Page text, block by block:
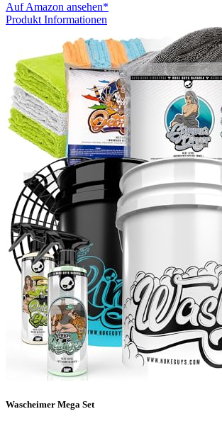
Auf Amazon ansehen*
Produkt Informationen
Wascheimer Mega Set